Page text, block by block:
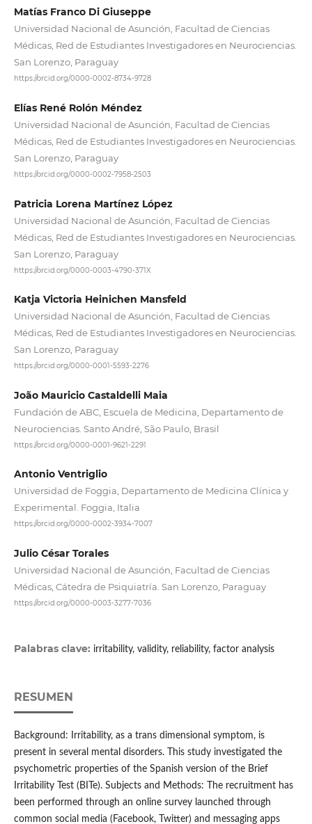
Matías Franco Di Giuseppe
Universidad Nacional de Asunción, Facultad de Ciencias
Médicas, Red de Estudiantes Investigadores en Neurociencias.
San Lorenzo, Paraguay
https://orcid.org/0000-0002-8734-9728
Elías René Rolón Méndez
Universidad Nacional de Asunción, Facultad de Ciencias
Médicas, Red de Estudiantes Investigadores en Neurociencias.
San Lorenzo, Paraguay
https://orcid.org/0000-0002-7958-2503
Patricia Lorena Martínez López
Universidad Nacional de Asunción, Facultad de Ciencias
Médicas, Red de Estudiantes Investigadores en Neurociencias.
San Lorenzo, Paraguay
https://orcid.org/0000-0003-4790-371X
Katja Victoria Heinichen Mansfeld
Universidad Nacional de Asunción, Facultad de Ciencias
Médicas, Red de Estudiantes Investigadores en Neurociencias.
San Lorenzo, Paraguay
https://orcid.org/0000-0001-5593-2276
João Mauricio Castaldelli Maia
Fundación de ABC, Escuela de Medicina, Departamento de
Neurociencias. Santo André, São Paulo, Brasil
https://orcid.org/0000-0001-9621-2291
Antonio Ventriglio
Universidad de Foggia, Departamento de Medicina Clínica y
Experimental. Foggia, Italia
https://orcid.org/0000-0002-3934-7007
Julio César Torales
Universidad Nacional de Asunción, Facultad de Ciencias
Médicas, Cátedra de Psiquiatría. San Lorenzo, Paraguay
https://orcid.org/0000-0003-3277-7036
Palabras clave: irritability, validity, reliability, factor analysis
RESUMEN
Background: Irritability, as a trans dimensional symptom, is
present in several mental disorders. This study investigated the
psychometric properties of the Spanish version of the Brief
Irritability Test (BITe). Subjects and Methods: The recruitment has
been performed through an online survey launched through
common social media (Facebook, Twitter) and messaging apps